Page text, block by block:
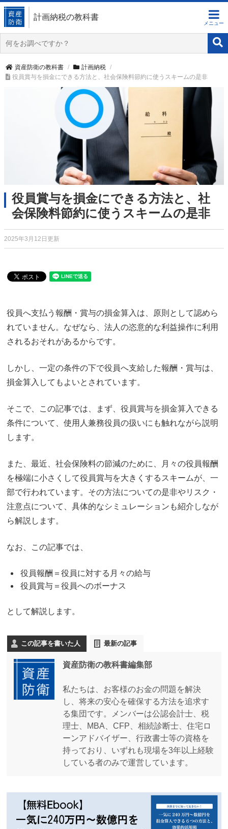
計画納税の教科書
資産防衛の教科書
計画納税
役員賞与を損金にできる方法と、社会保険料節約に使うスキームの是非
役員賞与を損金にできる方法と、社
会保険料節約に使うスキームの是非
2025年3月12日更新
役員へ支払う報酬・賞与の損金算入は、原則として認めら
れていません。なぜなら、法人の恣意的な利益操作に利用
されるおそれがあるからです。
しかし、一定の条件の下で役員へ支給した報酬・賞与は、
損金算入してもよいとされています。
そこで、この記事では、まず、役員賞与を損金算入できる
条件について、使用人兼務役員の扱いにも触れながら説明
します。
また、最近、社会保険料の節減のために、月々の役員報酬
を極端に小さくして役員賞与を大きくするスキームが、一
部で行われています。その方法についての是非やリスク・
注意点について、具体的なシミュレーションも紹介しなが
ら解説します。
なお、この記事では、
役員報酬＝役員に対する月々の給与
役員賞与＝役員へのボーナス
として解説します。
この記事を書いた人 最新の記事
資産防衛の教科書編集部
私たちは、お客様のお金の問題を解決
し、将来の安心を確保する方法を追求す
る集団です。メンバーは公認会計士、税
理士、MBA、CFP、相続診断士、住宅ロ
ーンアドバイザー、行政書士等の資格を
持っており、いずれも現場を3年以上経験
している者のみで運営しています。